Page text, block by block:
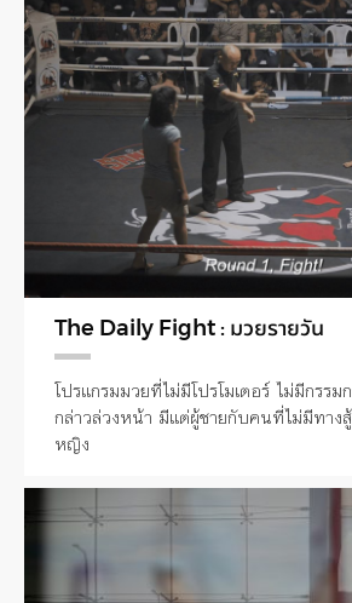
The Daily Fight : มวยรายวัน
โปรแกรมมวยที่ไม่มีโปรโมเตอร์ ไม่มีกรรม
กล่าวล่วงหน้า มีแต่ผู้ชายกับคนที่ไม่มีทาง
หญิง